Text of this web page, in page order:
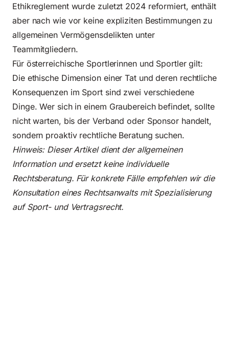
Ethikreglement wurde zuletzt 2024 reformiert, enthält
aber nach wie vor keine expliziten Bestimmungen zu
allgemeinen Vermögensdelikten unter
Teammitgliedern.
Für österreichische Sportlerinnen und Sportler gilt:
Die ethische Dimension einer Tat und deren rechtliche
Konsequenzen im Sport sind zwei verschiedene
Dinge. Wer sich in einem Graubereich befindet, sollte
nicht warten, bis der Verband oder Sponsor handelt,
sondern proaktiv rechtliche Beratung suchen.
Hinweis: Dieser Artikel dient der allgemeinen
Information und ersetzt keine individuelle
Rechtsberatung. Für konkrete Fälle empfehlen wir die
Konsultation eines Rechtsanwalts mit Spezialisierung
auf Sport- und Vertragsrecht.